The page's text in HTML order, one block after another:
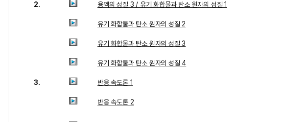
2. 용액의 성질 3 / 유기 화합물과 탄소 원자의 성질 1
유기 화합물과 탄소 원자의 성질 2
유기 화합물과 탄소 원자의 성질 3
유기 화합물과 탄소 원자의 성질 4
3. 반응 속도론 1
반응 속도론 2